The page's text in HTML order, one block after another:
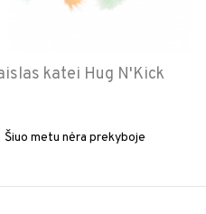
katei Hug N'Kick
Šiuo metu nėra prekyboje